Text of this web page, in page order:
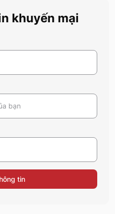
5S Fashion dưới đây.
khuyến mại
tin